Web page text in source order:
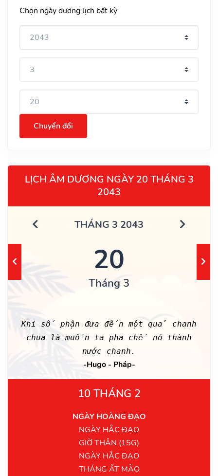
Chọn ngày dương lịch bất kỳ
Chuyển đổi
LỊCH ÂM DƯƠNG NGÀY 20 THÁNG 3
2043
THÁNG 3 2043
20
Tháng 3
Khi số phận đưa đến một quả chanh
chua là muốn ta pha chế nó thành
nước chanh.
-Hugo - Pháp-
10 THÁNG 2
NGÀY HOÀNG ĐẠO
NGÀY HẮC ĐẠO
GIỜ THÂN (15G)
NGÀY HẮC ĐẠO
THÁNG ẤT MÃO